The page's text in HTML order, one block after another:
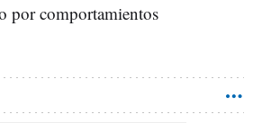
por comportamientos